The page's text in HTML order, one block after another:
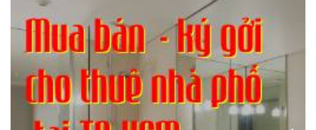
Hồng lâu mộng
(1)
Kỹ năng(18)
Liên Thành quyết(13)